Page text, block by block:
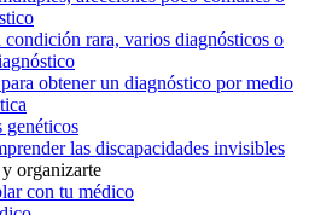
rara, varios diagnósticos o
obtener un diagnóstico por medio
genéticos
las discapacidades invisibles
organizarte
con tu médico